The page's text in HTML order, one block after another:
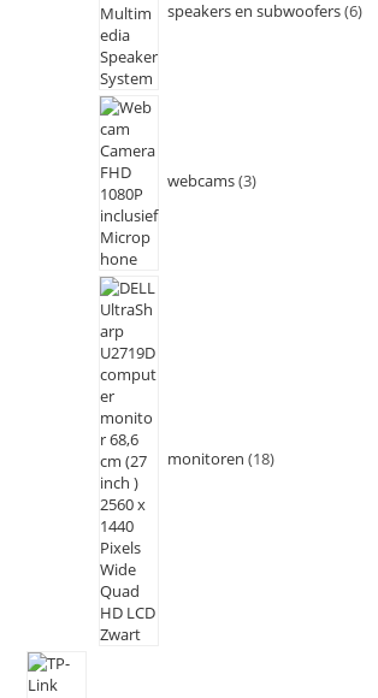
speakers en subwoofers 6
webcams 3
monitoren 18